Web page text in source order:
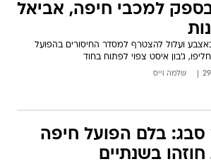
למכבי חיפה, אביאל
ועלול להצטרף למסדר החיסורים בהפועל
ג'בון איסט צפוי לפתוח בחוד
שלמה וייס
סבג: בלם הפועל חיפה
בשנתיים